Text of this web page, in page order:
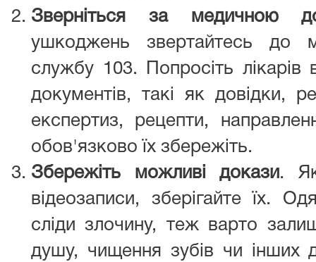
Зверніться за медичною
ушкоджень звертайтесь до
службу 103. Попросіть лікарів
документів, такі як довідки,
експертиз, рецепти,
обов'язково їх збережіть.
Збережіть можливі докази.
відеозаписи, зберігайте їх.
сліди злочину, теж варто
душу, чищення зубів чи інших